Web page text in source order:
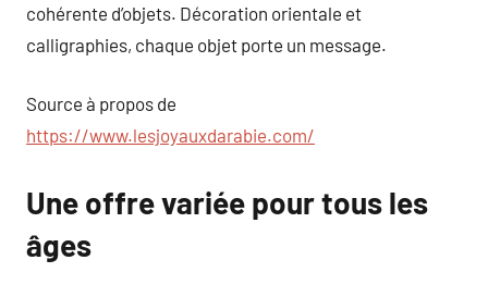
cohérente d’objets. Décoration orientale et
calligraphies, chaque objet porte un message.
Source à propos de
https://www.lesjoyauxdarabie.com/
Une offre variée pour tous les
âges